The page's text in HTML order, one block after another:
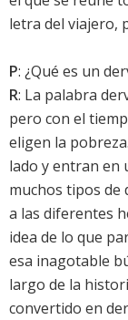
letra del viajero,
P: ¿Qué es un
R: La palabra
pero con el
eligen la
lado y entran en
muchos tipos de
a las diferentes
idea de lo que
esa inagotable
largo de la
convertido en